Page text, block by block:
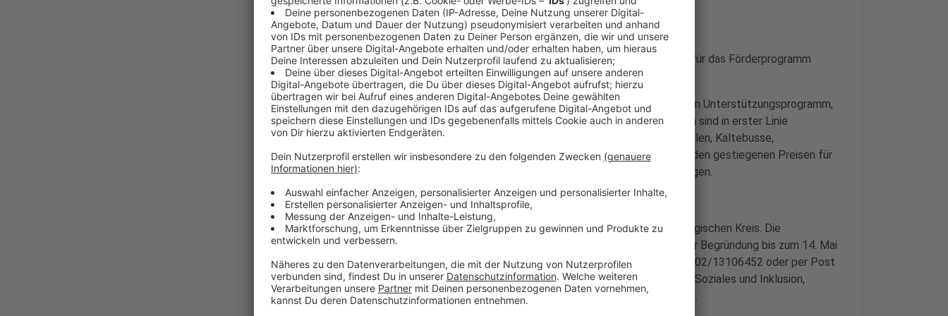
Anzeige
Ab sofort können sich soziale Einrichtungen aus dem Bergischen für das Förderprogramm
anmelden, teil der Rheinisch-Bergische Kreis mit.
Der Kreis und seine Kommunen erhalten 1,6 Millionen Euro aus dem Unterstützungsprogramm,
in Oberberg werden rund 1,3 Millionen Euro verteilt. Angesprochen sind in erster Linie
Einrichtungen der sozialen Infrastruktur wie Tafeln, Beratungsstellen, Kältebusse,
Seniorentreffs oder Kleiderkammern. Sie leiden besonders unter den gestiegenen Preisen für
Energie- und Lebensmittel und können nun die Förderung beantragen.
Hier gibt es Details zur Bewerbung:
Die Bedarfsanmeldungen erfolgen zentral über den Rheinisch-Bergischen Kreis. Die
Einrichtungen können ihre ausgefüllte Bedarfsanmeldung mit einer Begründung bis zum 14. Mai
2023 per E-Mail an staerkungspakt@rbk-online.de, per Fax an 02202/13106452 oder per Post
an folgende Adresse senden: Rheinisch-Bergischer Kreis, Amt für Soziales und Inklusion,
Stärkungspakt NRW, Refrather Weg 30, 51469 Bergisch Gladbach.